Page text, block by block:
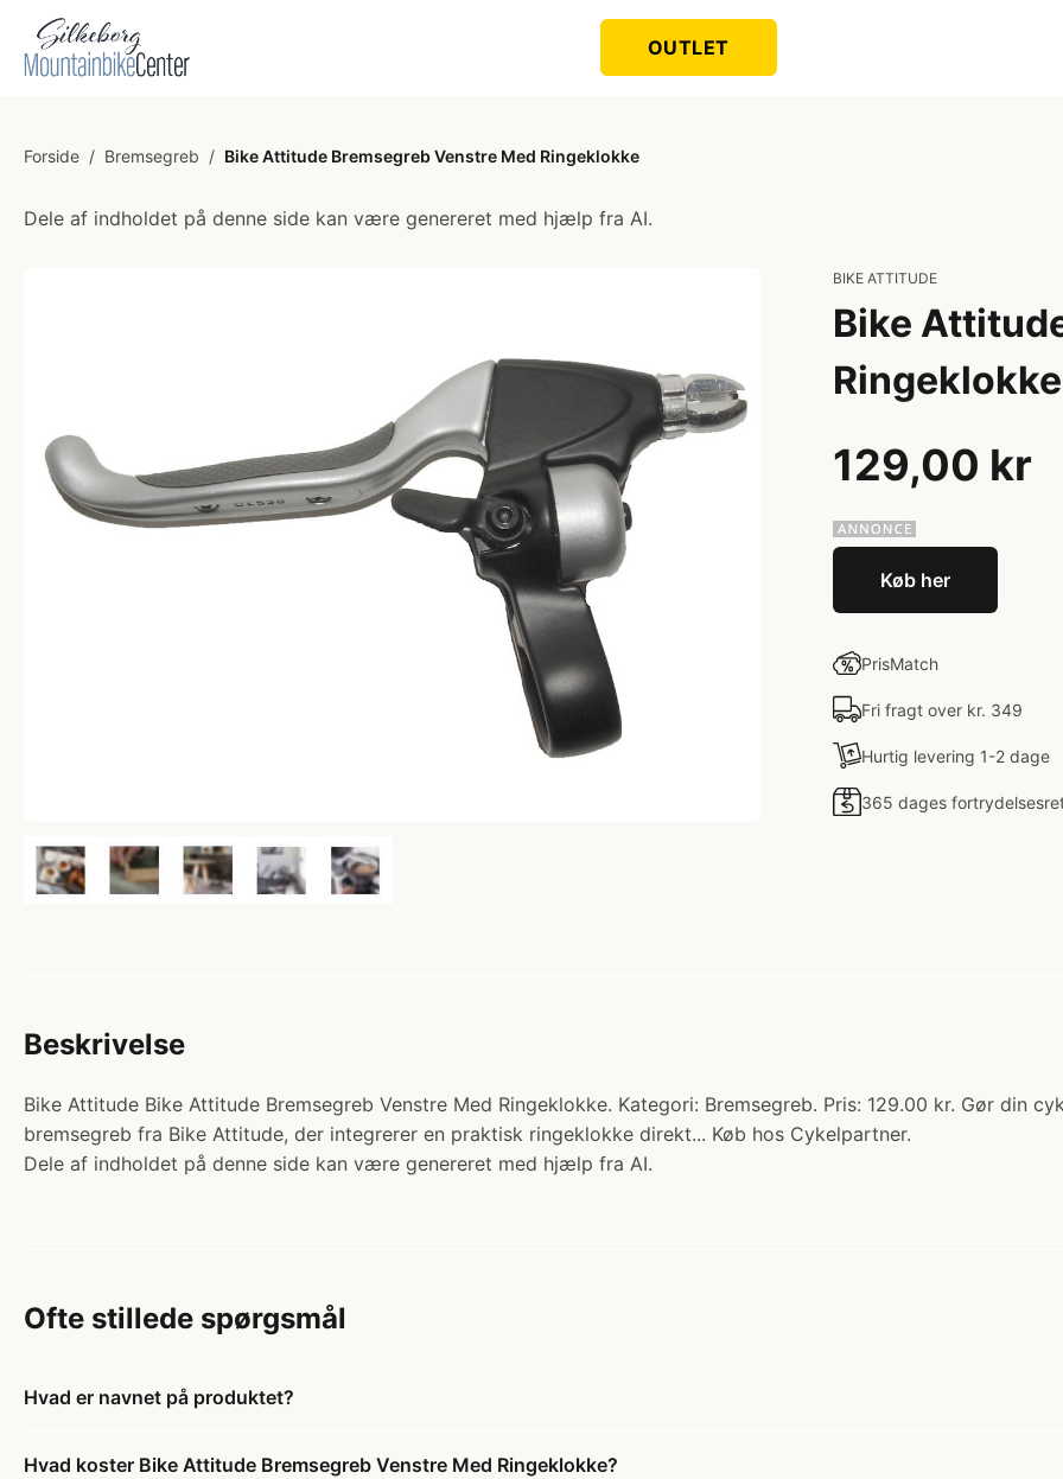
OUTLET
Forside / Bremsegreb / Bike Attitude Bremsegreb Venstre Med Ringeklokke
Dele af indholdet på denne side kan være genereret med hjælp fra AI.
BIKE ATTITUDE
Bike
Ringeklokke
129,00 kr
Køb her
PrisMatch
Fri fragt over kr. 349
Hurtig levering 1-2 dage
365 dages
Beskrivelse
Bike Attitude Bike Attitude Bremsegreb Venstre Med Ringeklokke. Kategori: Bremsegreb. Pris: 129.00 kr. Gør din
bremsegreb fra Bike Attitude, der integrerer en praktisk ringeklokke direkt... Køb hos Cykelpartner.
Dele af indholdet på denne side kan være genereret med hjælp fra AI.
Ofte stillede spørgsmål
Hvad er navnet på produktet?
Hvad koster Bike Attitude Bremsegreb Venstre Med Ringeklokke?